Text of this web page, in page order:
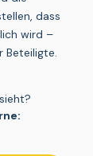
dass
wird –
Beteiligte.​